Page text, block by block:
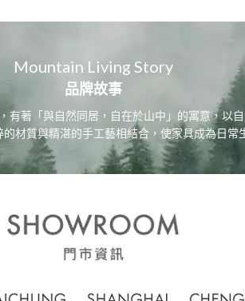
Mountain Living Story
品牌故事
有著「與自然同居，自在於山中」的寓意，以
材質與精湛的手工藝相結合，使家具成為日常